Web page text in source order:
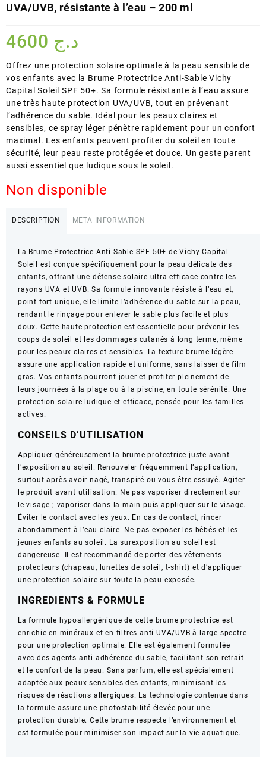
UVA/UVB, résistante à l’eau – 200 ml
د.ج
Offrez une protection solaire optimale à la peau sensible de
vos enfants avec la Brume Protectrice Anti-Sable Vichy
Capital Soleil SPF 50+. Sa formule résistante à l’eau assure
une très haute protection UVA/UVB, tout en prévenant
l’adhérence du sable. Idéal pour les peaux claires et
sensibles, ce spray léger pénètre rapidement pour un confort
maximal. Les enfants peuvent profiter du soleil en toute
sécurité, leur peau reste protégée et douce. Un geste parent
aussi essentiel que ludique sous le soleil.
Non disponible
DESCRIPTION META INFORMATION
La Brume Protectrice Anti-Sable SPF 50+ de Vichy Capital
Soleil est conçue spécifiquement pour la peau délicate des
enfants, offrant une défense solaire ultra-efficace contre les
rayons UVA et UVB. Sa formule innovante résiste à l’eau et,
point fort unique, elle limite l’adhérence du sable sur la peau,
rendant le rinçage pour enlever le sable plus facile et plus
doux. Cette haute protection est essentielle pour prévenir les
coups de soleil et les dommages cutanés à long terme, même
pour les peaux claires et sensibles. La texture brume légère
assure une application rapide et uniforme, sans laisser de film
gras. Vos enfants pourront jouer et profiter pleinement de
leurs journées à la plage ou à la piscine, en toute sérénité. Une
protection solaire ludique et efficace, pensée pour les familles
actives.
CONSEILS D’UTILISATION
Appliquer généreusement la brume protectrice juste avant
l’exposition au soleil. Renouveler fréquemment l’application,
surtout après avoir nagé, transpiré ou vous être essuyé. Agiter
le produit avant utilisation. Ne pas vaporiser directement sur
le visage ; vaporiser dans la main puis appliquer sur le visage.
Éviter le contact avec les yeux. En cas de contact, rincer
abondamment à l’eau claire. Ne pas exposer les bébés et les
jeunes enfants au soleil. La surexposition au soleil est
dangereuse. Il est recommandé de porter des vêtements
protecteurs (chapeau, lunettes de soleil, t-shirt) et d’appliquer
une protection solaire sur toute la peau exposée.
INGREDIENTS & FORMULE
La formule hypoallergénique de cette brume protectrice est
enrichie en minéraux et en filtres anti-UVA/UVB à large spectre
pour une protection optimale. Elle est également formulée
avec des agents anti-adhérence du sable, facilitant son retrait
et le confort de la peau. Sans parfum, elle est spécialement
adaptée aux peaux sensibles des enfants, minimisant les
risques de réactions allergiques. La technologie contenue dans
la formule assure une photostabilité élevée pour une
protection durable. Cette brume respecte l’environnement et
est formulée pour minimiser son impact sur la vie aquatique.